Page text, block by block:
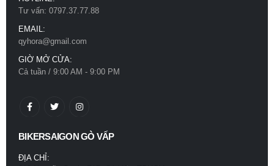
0out of 5
780.000 ₫
Tư vấn: 0797.37.77.88
EMAIL:
qyhora@gmail.com
GIỜ MỞ CỬA:
Cả tuần / 9:00 AM - 9:00 PM
BIKERSAIGON GÒ VẤP
ĐỊA CHỈ: